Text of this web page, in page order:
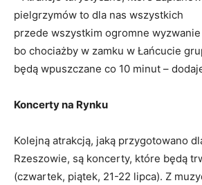
pielgrzymów to dla nas wszystkich
przede wszystkim ogromne
bo chociażby w zamku w Łańcucie
będą wpuszczane co 10 minut –
Koncerty na Rynku
Kolejną atrakcją, jaką przygotowano
Rzeszowie, są koncerty, które będą
(czwartek, piątek, 21-22 lipca). Z